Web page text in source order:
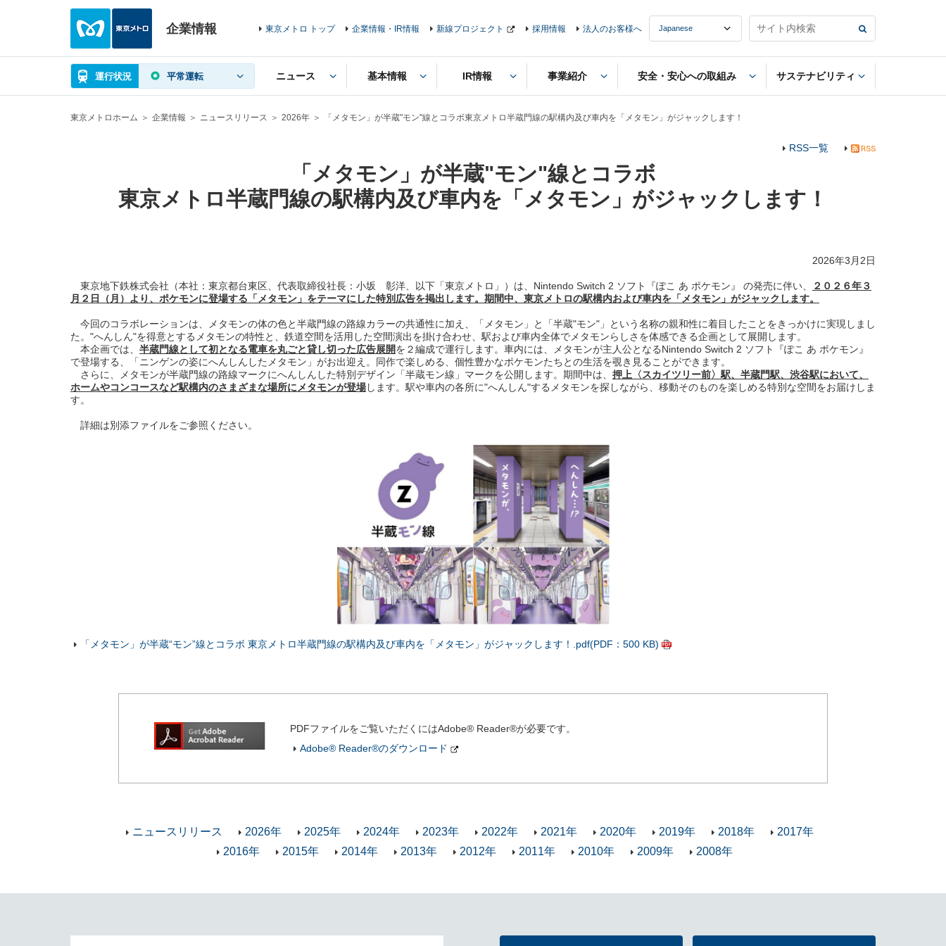
企業情報
運行状況 平常運転 ニュース 基本情報 IR情報 事業紹介 安全・安心への取組み サステナビリティ
東京メトロ トップ 企業情報・IR情報 新線プロジェクト 採用情報 法人のお客様へ
東京メトロホーム 企業情報 ニュースリリース 2026年 「メタモン」が半蔵"モン"線とコラボ東京メトロ半蔵門線の駅構内及び車内を「メタモン」がジャックします！
RSS一覧
「メタモン」が半蔵"モン"線とコラボ
東京メトロ半蔵門線の駅構内及び車内を「メタモン」がジャックします！
2026年3月2日
東京地下鉄株式会社（本社：東京都台東区、代表取締役社長：小坂 彰洋、以下「東京メトロ」）は、Nintendo Switch 2 ソフト『ぽこ あ ポケモン』 の発売に伴い、
２０２６年３
月２日（月）より、 ポケモンに登場する 「メタモン」をテーマにした特別広告を掲出 します。 期間中、 東京メトロの駅構内および車内を「メタモン」がジャックします。
今回のコラボレーションは、メタモンの体の色と半蔵門線の路線カラーの共通性に加え、「メタモン」と「半蔵"モン"」という名称の親和性に着目したことをきっかけに実現しまし
た。"へんしん"を得意とするメタモンの特性と、鉄道空間を活用した空間演出を掛け合わせ、駅および車内全体でメタモンらしさを体感できる企画として展開します。
本企画では、 半蔵門線として初となる電車を丸ごと貸し切った広告展開を２編成で運行します。車内には、メタモンが主人公となるNintendo Switch 2 ソフト『ぽこ あ ポケモン』
で登場する、「ニンゲンの姿にへんしんしたメタモン」がお出迎え。同作で楽しめる、個性豊かなポケモンたちとの生活を覗き見ることができます。
さらに、メタモンが半蔵門線の路線マークにへんしんした特別デザイン「半蔵モン線」マークを公開します。期間中は、 押上〈スカイツリー前〉駅、半蔵門駅、渋谷駅において、
ホームやコンコースなど駅構内のさまざまな場所にメタモンが登場します。駅や車内の各所に"へんしん"するメタモンを探しながら、移動そのものを楽しめる特別な空間をお届けしま
す。
詳細は別添ファイルをご参照ください。
「メタモン」が半蔵“モン”線とコラボ 東京メトロ半蔵門線の駅構内及び車内を「メタモン」がジャックします！.pdf(PDF：500 KB)
PDFファイルをご覧いただくにはAdobe® Reader®が必要です。
Adobe® Reader®のダウンロード
ニュースリリース 2026年 2025年 2024年 2023年 2022年 2021年 2020年 2019年 2018年
2017年
2016年
2015年 2014年 2013年 2012年 2011年 2010年 2009年 2008年